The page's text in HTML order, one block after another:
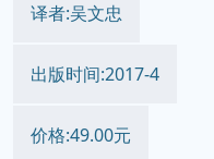
译者:吴文忠
出版时间:2017-4
价格:49.00元